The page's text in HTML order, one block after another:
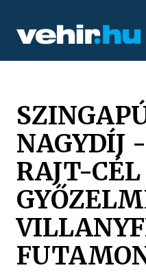
NAGYDÍJ
RAJT-CÉL